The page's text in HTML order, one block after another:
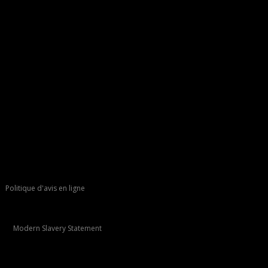
Politique d'avis en ligne
Modern Slavery Statement